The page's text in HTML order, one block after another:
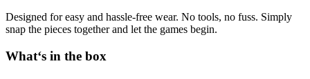
Designed for easy and hassle-free wear. No tools, no fuss. Simply
snap the pieces together and let the games begin.
What‘s in the box